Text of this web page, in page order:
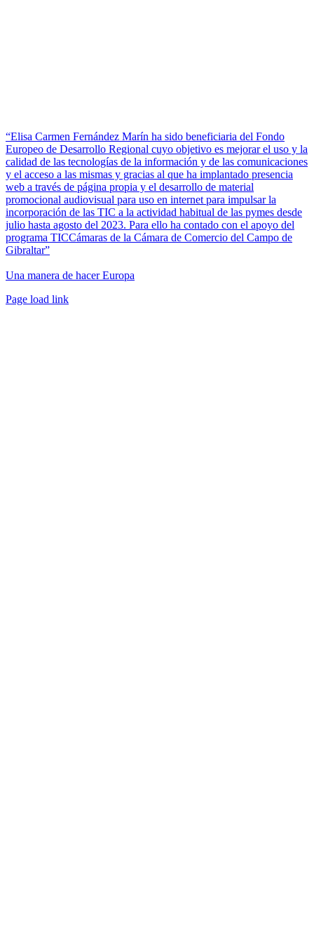
“Elisa Carmen Fernández Marín ha sido beneficiaria del Fondo
Europeo de Desarrollo Regional cuyo objetivo es mejorar el uso y la
calidad de las tecnologías de la información y de las comunicaciones
y el acceso a las mismas y gracias al que ha implantado presencia
web a través de página propia y el desarrollo de material
promocional audiovisual para uso en internet para impulsar la
incorporación de las TIC a la actividad habitual de las pymes desde
julio hasta agosto del 2023. Para ello ha contado con el apoyo del
programa TICCámaras de la Cámara de Comercio del Campo de
Gibraltar”
Una manera de hacer Europa
Facebook
Twitter
Instagram
Pinterest
Page load link